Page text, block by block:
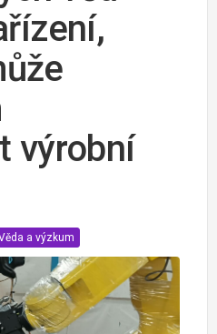
výrobní
a výzkum